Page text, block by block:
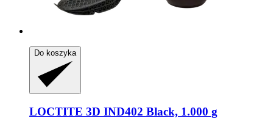
Do koszyka
LOCTITE 3D IND402 Black, 1.000 g